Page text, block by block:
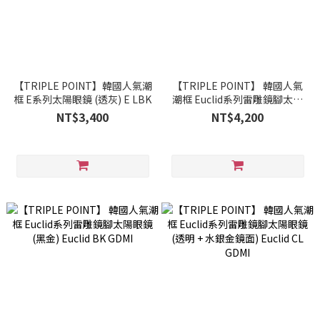
【TRIPLE POINT】韓國人氣潮
框 E系列太陽眼鏡 (透灰) E LBK
NT$3,400
【TRIPLE POINT】 韓國人氣
潮框 Euclid系列雷雕鏡腳太陽
眼鏡 (棕) Euclid AM
NT$4,200